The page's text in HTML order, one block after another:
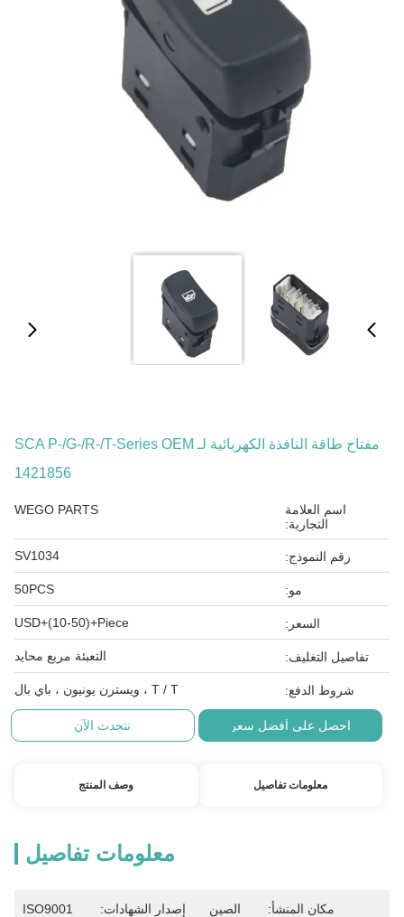
مفتاح طاقة النافذة الكهربائية لـ SCA P-/G-/R-/T-Series OEM
1421856
اسم العلامة
التجارية:
WEGO PARTS
رقم النموذج: SV1034
مو: 50PCS
السعر: USD+(10-50)+Piece
تفاصيل التغليف: التعبئة مربع محايد
شروط الدفع: T / T ، ويسترن يونيون ، باي بال
احصل على أفضل سعر نتحدث الآن
معلومات تفاصيل وصف المنتج
معلومات تفاصيل
مكان المنشأ: الصين إصدار الشهادات: ISO9001